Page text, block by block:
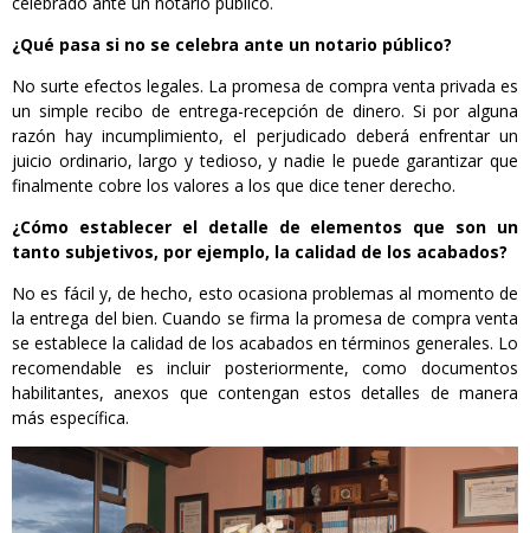
¿Qué pasa si no se celebra ante un notario público?
No surte efectos legales. La promesa de compra venta privada es
un simple recibo de entrega-recepción de dinero. Si por alguna
razón hay incumplimiento, el perjudicado deberá enfrentar un
juicio ordinario, largo y tedioso, y nadie le puede garantizar que
finalmente cobre los valores a los que dice tener derecho.
¿Cómo establecer el detalle de elementos que son un
tanto subjetivos, por ejemplo, la calidad de los acabados?
No es fácil y, de hecho, esto ocasiona problemas al momento de
la entrega del bien. Cuando se firma la promesa de compra venta
se establece la calidad de los acabados en términos generales. Lo
recomendable es incluir posteriormente, como documentos
habilitantes, anexos que contengan estos detalles de manera
más específica.